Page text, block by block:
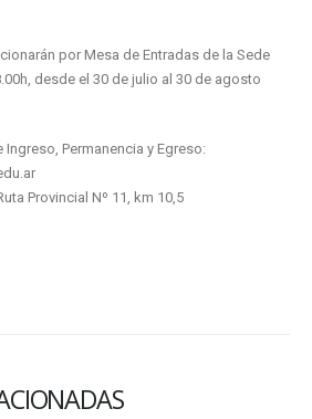
por Mesa de Entradas de la Sede
desde el 30 de julio al 30 de agosto
Permanencia y Egreso:
Provincial Nº 11, km 10,5